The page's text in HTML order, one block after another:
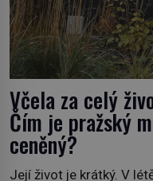
Včela za celý
Čím je pražský
ceněný?
Její život je krátký. V